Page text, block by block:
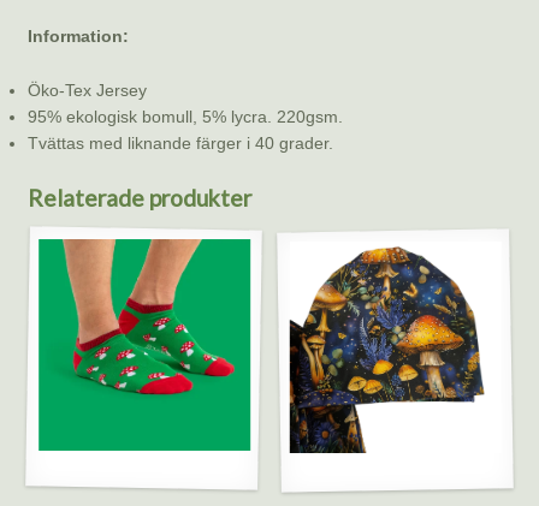
Information:
Öko-Tex Jersey
95% ekologisk bomull, 5% lycra. 220gsm.
Tvättas med liknande färger i 40 grader.
Relaterade produkter